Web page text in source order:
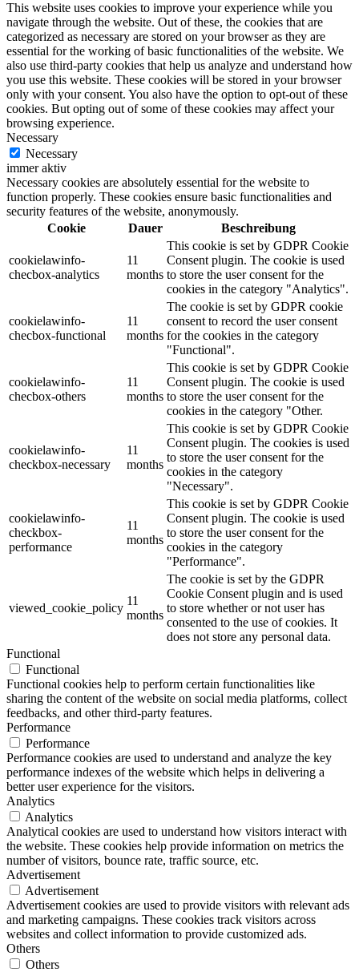
This website uses cookies to improve your experience while you
navigate through the website. Out of these, the cookies that are
categorized as necessary are stored on your browser as they are
essential for the working of basic functionalities of the website. We
also use third-party cookies that help us analyze and understand how
you use this website. These cookies will be stored in your browser
only with your consent. You also have the option to opt-out of these
cookies. But opting out of some of these cookies may affect your
browsing experience.
Necessary
Necessary
immer aktiv
Necessary cookies are absolutely essential for the website to
function properly. These cookies ensure basic functionalities and
security features of the website, anonymously.
Cookie
Dauer Beschreibung
cookielawinfo-
checbox-analytics
11
months
This cookie is set by GDPR Cookie
Consent plugin. The cookie is used
to store the user consent for the
cookies in the category "Analytics".
cookielawinfo-
checbox-functional
11
months
The cookie is set by GDPR cookie
consent to record the user consent
for the cookies in the category
"Functional".
cookielawinfo-
checbox-others
11
months
This cookie is set by GDPR Cookie
Consent plugin. The cookie is used
to store the user consent for the
cookies in the category "Other.
cookielawinfo-
checkbox-necessary
11
months
This cookie is set by GDPR Cookie
Consent plugin. The cookies is used
to store the user consent for the
cookies in the category
"Necessary".
cookielawinfo-
checkbox-
performance
11
months
This cookie is set by GDPR Cookie
Consent plugin. The cookie is used
to store the user consent for the
cookies in the category
"Performance".
viewed_cookie_policy
11
months
The cookie is set by the GDPR
Cookie Consent plugin and is used
to store whether or not user has
consented to the use of cookies. It
does not store any personal data.
Functional
Functional
Functional cookies help to perform certain functionalities like
sharing the content of the website on social media platforms, collect
feedbacks, and other third-party features.
Performance
Performance
Performance cookies are used to understand and analyze the key
performance indexes of the website which helps in delivering a
better user experience for the visitors.
Analytics
Analytics
Analytical cookies are used to understand how visitors interact with
the website. These cookies help provide information on metrics the
number of visitors, bounce rate, traffic source, etc.
Advertisement
Advertisement
Advertisement cookies are used to provide visitors with relevant ads
and marketing campaigns. These cookies track visitors across
websites and collect information to provide customized ads.
Others
Others